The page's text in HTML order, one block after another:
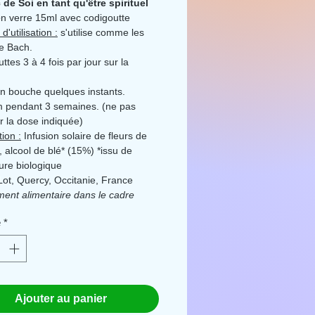
de Soi en tant qu'être spirituel
verre 15ml avec codigoutte
d'utilisation : s'utilise comme les
Bach.
3 à 4 fois par jour sur la
bouche quelques instants.
pendant 3 semaines. (ne pas
la dose indiquée)
: Infusion solaire de fleurs de
alcool de blé* (15%) *issu de
biologique
Quercy, Occitanie, France
alimentaire dans le cadre
de vie sain. Tenir hors de portée
enfants. Pour tout problème de
consulter votre médecin.
tout problème.
Ecocert FR-BIO-01
*
Ajouter au panier